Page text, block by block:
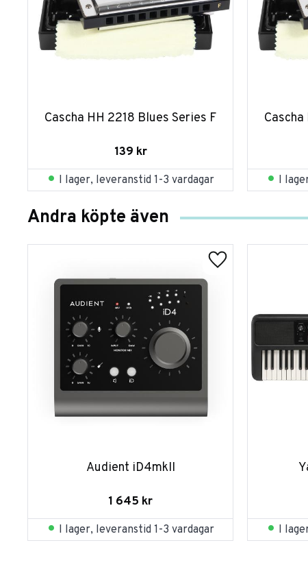
Cascha HH 2218 Blues Series F
139 kr
I lager, leveranstid 1-3 vardagar I
Andra köpte även
Audient iD4mkII
1 645 kr
I lager, leveranstid 1-3 vardagar I